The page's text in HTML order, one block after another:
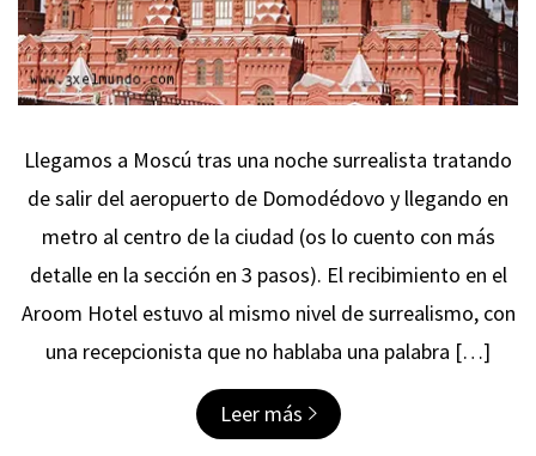
Llegamos a Moscú tras una noche surrealista tratando
de salir del aeropuerto de Domodédovo y llegando en
metro al centro de la ciudad (os lo cuento con más
detalle en la sección en 3 pasos). El recibimiento en el
Aroom Hotel estuvo al mismo nivel de surrealismo, con
una recepcionista que no hablaba una palabra […]
Leer más